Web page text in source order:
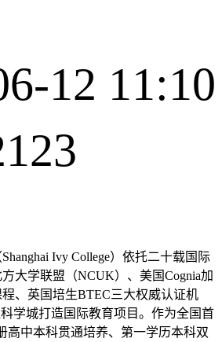
12 11:10
Ivy College）依托二十载国际
大学联盟（NCUK）、美国Cognia加
、英国培生BTEC三大权威认证机
学城打造国际教育项目。作为全国首
高中本科贯通培养、第一学历本科双